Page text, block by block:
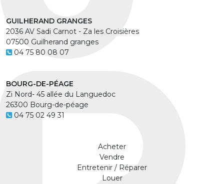
GUILHERAND GRANGES
2036 AV Sadi Carnot - Za les Croisières
07500 Guilherand granges
04 75 80 08 07
BOURG-DE-PÉAGE
Zi Nord- 45 allée du Languedoc
26300 Bourg-de-péage
04 75 02 49 31
Acheter
Vendre
Entretenir / Réparer
Louer